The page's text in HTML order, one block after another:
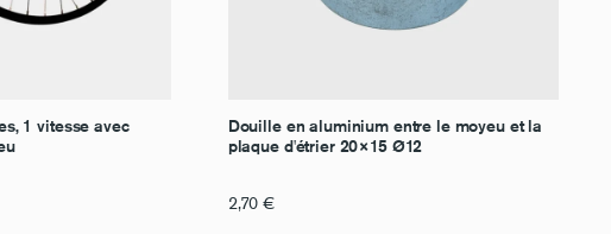
1 vitesse avec
Douille en aluminium entre le moyeu et la
plaque d'étrier 20×15 Ø12
2,70 €